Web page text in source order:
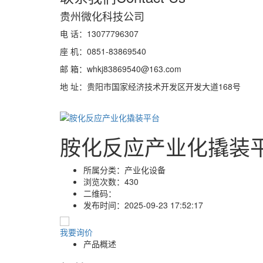
贵州微化科技公司
电 话：13077796307
座 机：0851-83869540
邮 箱：whkj83869540@163.com
地 址：贵阳市国家经济技术开发区开发大道168号
胺化反应产业化撬装
所属分类： 产业化设备
浏览次数： 430
二维码：
发布时间： 2025-09-23 17:52:17
我要询价
产品概述